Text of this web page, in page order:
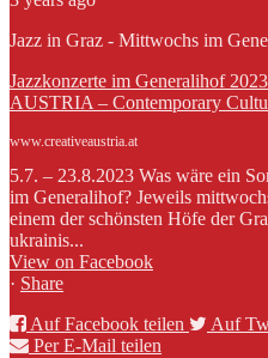
Jazz in Graz - Mittwochs im
Jazzkonzerte im Generalihof
AUSTRIA – Contemporary
www.creativeaustria.at
5.7. – 23.8.2023 Was wäre ein
im Generalihof? Jeweils
einem der schönsten Höfe der
ukrainis...
View on Facebook
· Share
Auf Facebook teilen
Auf
Per E-Mail teilen